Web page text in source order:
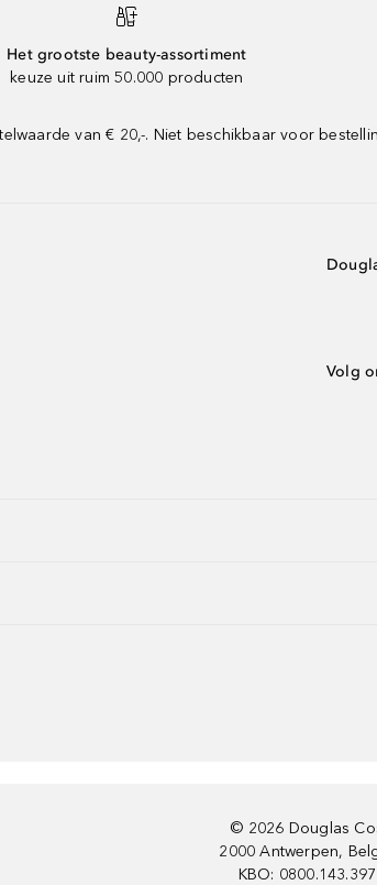
Het grootste beauty-assortiment
keuze uit ruim 50.000 producten
van € 20,-. Niet beschikbaar voor
Volg
© 2026 Douglas
2000 Antwerpen,
KBO: